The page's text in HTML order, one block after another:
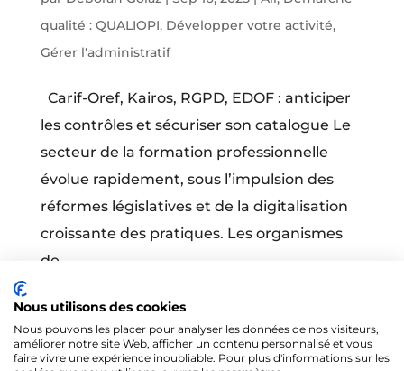
qualité : QUALIOPI, Développer votre activité,
Gérer l'administratif
Carif-Oref, Kairos, RGPD, EDOF : anticiper
les contrôles et sécuriser son catalogue Le
secteur de la formation professionnelle
évolue rapidement, sous l’impulsion des
réformes législatives et de la digitalisation
croissante des pratiques. Les organismes
de...
Nous utilisons des cookies
Nous pouvons les placer pour analyser les données de nos visiteurs,
améliorer notre site Web, afficher un contenu personnalisé et vous
faire vivre une expérience inoubliable. Pour plus d'informations sur les